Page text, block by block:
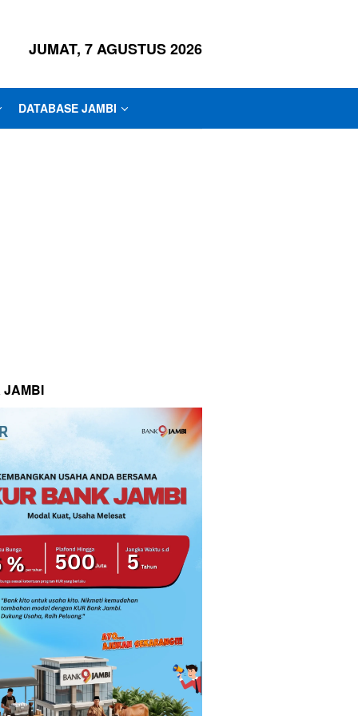
JUMAT, 7 AGUSTUS 2026
DATABASE JAMBI